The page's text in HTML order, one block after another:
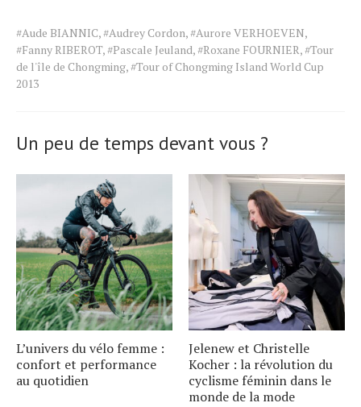
Tags
for
the
article.
#Aude BIANNIC,#Audrey Cordon,#Aurore VERHOEVEN,
#Fanny RIBEROT,#Pascale Jeuland,#Roxane FOURNIER,#Tour
de l'île de Chongming,#Tour of Chongming Island World Cup
2013
Un peu de temps devant vous ?
L’univers du vélo femme :
confort et performance
au quotidien
Jelenew et Christelle
Kocher : la révolution du
cyclisme féminin dans le
monde de la mode